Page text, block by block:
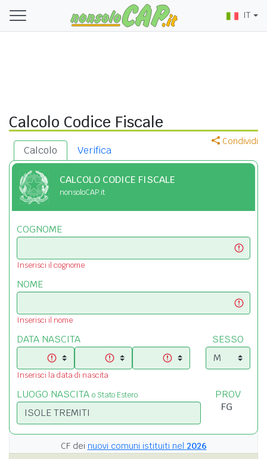
IT
Calcolo Codice Fiscale
Condividi
Calcolo Verifica
CALCOLO CODICE FISCALE
nonsoloCAP.it
COGNOME
Inserisci il cognome
NOME
Inserisci il nome
DATA NASCITA
Inserisci la data di nascita
SESSO
LUOGO NASCITA o Stato Estero PROV
CF dei nuovi comuni istituiti nel 2026